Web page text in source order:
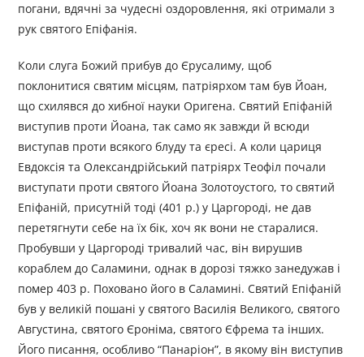
погани, вдячні за чудесні оздоровлення, які отримали з
рук святого Епіфанія.
Коли слуга Божий прибув до Єрусалиму, щоб
поклонитися святим місцям, патріярхом там був Йоан,
що схилявся до хибної науки Оригена. Святий Епіфаній
виступив проти Йоана, так само як завжди й всюди
виступав проти всякого блуду та єресі. А коли цариця
Евдоксія та Олександрійський патріярх Теофіл почали
виступати проти святого Йоана Золотоустого, то святий
Епіфаній, присутній тоді (401 р.) у Царгороді, не дав
перетягнути себе на їх бік, хоч як вони не старалися.
Пробувши у Царгороді тривалий час, він вирушив
кораблем до Саламини, однак в дорозі тяжко занедужав і
помер 403 р. Поховано його в Саламині. Святий Епіфаній
був у великій пошані у святого Василія Великого, святого
Августина, святого Єроніма, святого Єфрема та інших.
Його писання, особливо “Панаріон”, в якому він виступив